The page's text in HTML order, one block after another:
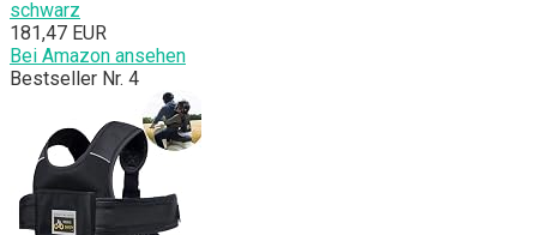
schwarz
181,47 EUR
Bei Amazon ansehen
Bestseller Nr. 4